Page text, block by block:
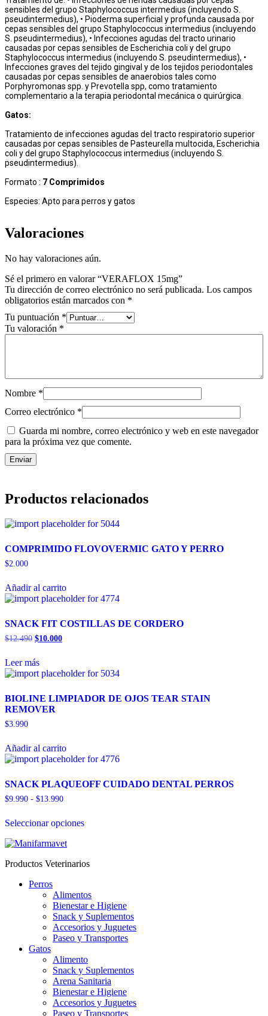
sensibles del grupo Staphylococcus intermedius (incluyendo S.
pseudintermedius), • Pioderma superficial y profunda causada por
cepas sensibles del grupo Staphylococcus intermedius (incluyendo
S. pseudintermedius), • Infecciones agudas del tracto urinario
causadas por cepas sensibles de Escherichia coli y del grupo
Staphylococcus intermedius (incluyendo S. pseudintermedius), •
Infecciones graves del tejido gingival y de los tejidos periodontales
causadas por cepas sensibles de anaerobios tales como
Porphyromonas spp. y Prevotella spp, como tratamiento
complementario a la terapia periodontal mecánica o quirúrgica.
Gatos:
Tratamiento de infecciones agudas del tracto respiratorio superior
causadas por cepas sensibles de Pasteurella multocida, Escherichia
coli y del grupo Staphylococcus intermedius (incluyendo S.
pseudintermedius).
Formato : 7 Comprimidos
Especies: Apto para perros y gatos
Valoraciones
No hay valoraciones aún.
Sé el primero en valorar “VERAFLOX 15mg”
Tu dirección de correo electrónico no será publicada. Los campos
obligatorios están marcados con *
Tu puntuación *
Tu valoración *
Nombre *
Correo electrónico *
Guarda mi nombre, correo electrónico y web en este navegador
para la próxima vez que comente.
Productos relacionados
COMPRIMIDO FLOVOVERMIC GATO Y PERRO
$2.000
Añadir al carrito
SNACK FIT COSTILLAS DE CORDERO
$12.490 El
original
era:
$12.490.
$10.000
$10.000.
Leer más
BIOLINE LIMPIADOR DE OJOS TEAR STAIN
REMOVER
$3.990
Añadir al carrito
SNACK PLAQUEOFF CUIDADO DENTAL PERROS
$9.990 - $13.990
precios:
desde
hasta
Seleccionar opciones
Las
pueden
elegir
en
la
página
producto
Productos Veterinarios
Perros
Alimentos
Bienestar e Higiene
Snack y Suplementos
Accesorios y Juguetes
Paseo y Transportes
Gatos
Alimento
Snack y Suplementos
Arena Sanitaria
Bienestar e Higiene
Accesorios y Juguetes
Paseo y Transportes